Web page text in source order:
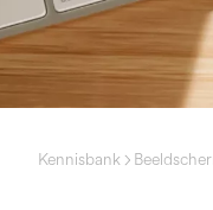
Kennisbank